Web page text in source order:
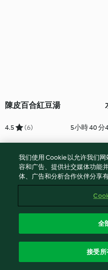
陳皮百合紅豆湯
4.5 (6) 5小時 40 分
我们使用 Cookie 以允许我们
容和广告、提供社交媒体功能
体、广告和分析合作伙伴分享
全
接受所